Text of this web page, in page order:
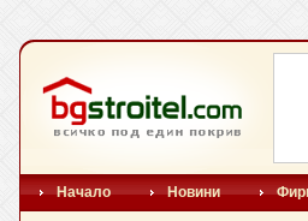
Начало Новини